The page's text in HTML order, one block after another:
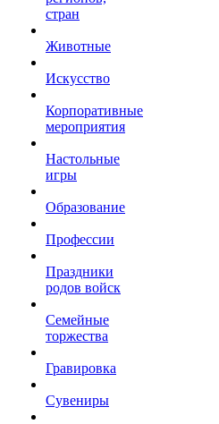
стран
Животные
Искусство
Корпоративные
мероприятия
Настольные
игры
Образование
Профессии
Праздники
родов войск
Семейные
торжества
Гравировка
Сувениры